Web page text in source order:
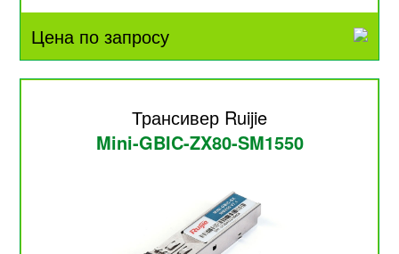
Цена по запросу
Трансивер Ruijie
Mini-GBIC-ZX80-SM1550